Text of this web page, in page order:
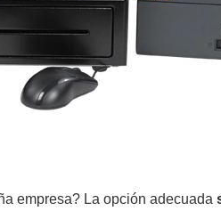
empresa? La opción adecuada